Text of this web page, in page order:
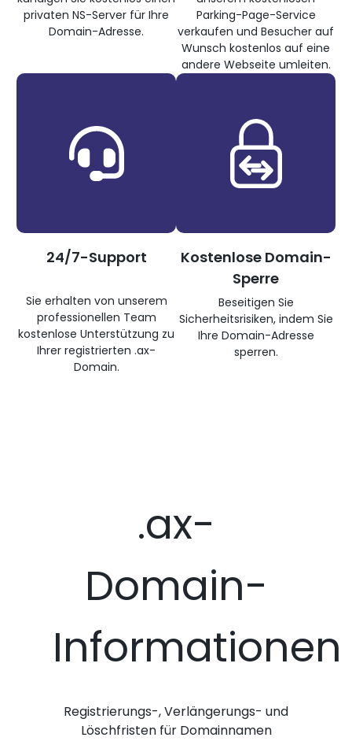
privaten NS-Server für Ihre
Domain-Adresse.
Parking-Page-Service
verkaufen und Besucher auf
Wunsch kostenlos auf eine
andere Webseite umleiten.
24/7-Support
Sie erhalten von unserem
professionellen Team
kostenlose Unterstützung zu
Ihrer registrierten .ax-
Domain.
Kostenlose Domain-
Sperre
Beseitigen Sie
Sicherheitsrisiken, indem Sie
Ihre Domain-Adresse
sperren.
.ax-
Domain-
Informationen
Registrierungs-, Verlängerungs- und
Löschfristen für Domainnamen